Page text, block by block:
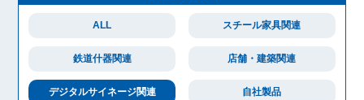
ALL スチール家具関連
鉄道什器関連 店舗・建築関連
デジタルサイネージ関連 自社製品